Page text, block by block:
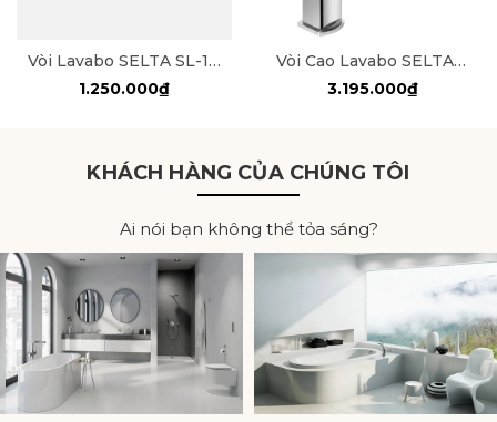
Vòi Lavabo SELTA SL-1021
1.250.000₫
Vòi Cao Lavabo SELTA SL-4008
3.195.000₫
KHÁCH HÀNG CỦA CHÚNG TÔI
Ai nói bạn không thể tỏa sáng?